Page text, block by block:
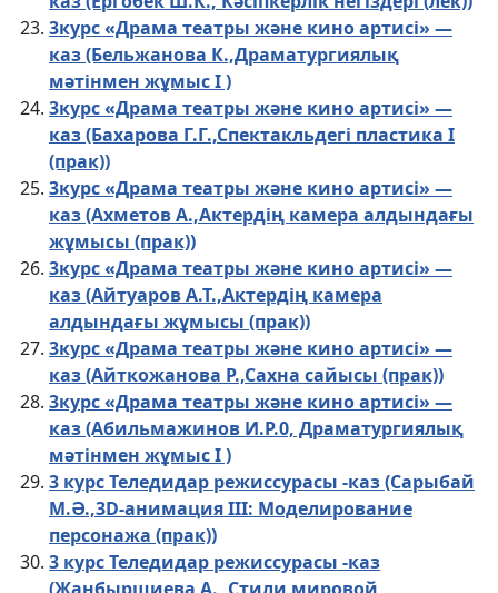
3курс «Драма театры және кино артисі» —
каз (Бельжанова К.,Драматургиялық
мәтінмен жұмыс I )
3курс «Драма театры және кино артисі» —
каз (Бахарова Г.Г.,Спектакльдегі пластика І
(прак))
3курс «Драма театры және кино артисі» —
каз (Ахметов А.,Актердің камера алдындағы
жұмысы (прак))
3курс «Драма театры және кино артисі» —
каз (Айтуаров А.Т.,Актердің камера
алдындағы жұмысы (прак))
3курс «Драма театры және кино артисі» —
каз (Айткожанова Р.,Сахна сайысы (прак))
3курс «Драма театры және кино артисі» —
каз (Абильмажинов И.Р.0, Драматургиялық
мәтінмен жұмыс I )
3 курс Теледидар режиссурасы -каз (Сарыбай
М.Ә.,3D-анимация III: Моделирование
персонажа (прак))
3 курс Теледидар режиссурасы -каз
(Жанбыршиева А., Стили мировой